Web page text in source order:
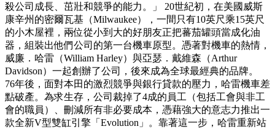
殺公司成長、茁壯和競爭的能力。」 20世紀初，在美國威斯
康辛州的密爾瓦基（Milwaukee），一間只有10英尺乘15英尺
的小木屋裡，兩位從小到大的好朋友正把蕃茄罐頭當成化油
器，組裝出他們公司的第一台機車原型。憑著對機車的熱情，
威廉．哈雷（William Harley）與亞瑟．戴維森（Arthur
Davidson）一起創辦了公司，後來成為全球最經典的品牌。
76年後，面對本田的激烈競爭與銀行貸款的壓力，哈雷機車差
點破產。為求生存，公司裁掉了4成的員工（包括工會與非工
會的職員）、刪減所有非必要成本，憑藉強大的意志力推出一
款全新V型雙缸引擎「Evolution」。靠著這一步，哈雷重新站